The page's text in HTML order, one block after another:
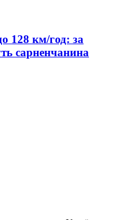
128 км/год: за
сарненчанина